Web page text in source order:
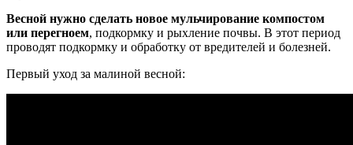
Весной нужно сделать новое мульчирование компостом
или перегноем, подкормку и рыхление почвы. В этот период
проводят подкормку и обработку от вредителей и болезней.
Первый уход за малиной весной: